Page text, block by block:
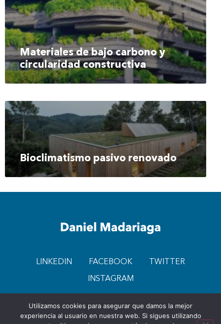
Materiales de bajo carbono y
circularidad constructiva
Bioclimatismo pasivo renovado
LINKEDIN FACEBOOK TWITTER
INSTAGRAM
AVISO DE PRIVACIDAD
© 2026 DANIEL MADARIAGA
Utilizamos cookies para asegurar que damos la mejor
experiencia al usuario en nuestra web. Si sigues utilizando